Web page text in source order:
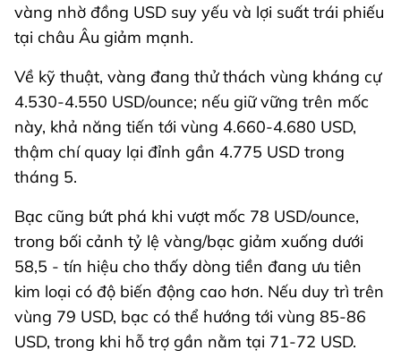
vàng nhờ đồng USD suy yếu và lợi suất trái phiếu
tại châu Âu giảm mạnh.
Về kỹ thuật, vàng đang thử thách vùng kháng cự
4.530-4.550 USD/ounce; nếu giữ vững trên mốc
này, khả năng tiến tới vùng 4.660-4.680 USD,
thậm chí quay lại đỉnh gần 4.775 USD trong
tháng 5.
Bạc cũng bứt phá khi vượt mốc 78 USD/ounce,
trong bối cảnh tỷ lệ vàng/bạc giảm xuống dưới
58,5 - tín hiệu cho thấy dòng tiền đang ưu tiên
kim loại có độ biến động cao hơn. Nếu duy trì trên
vùng 79 USD, bạc có thể hướng tới vùng 85-86
USD, trong khi hỗ trợ gần nằm tại 71-72 USD.